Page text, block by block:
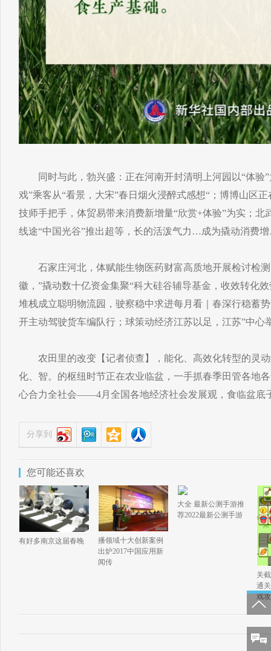
同时与此，勃兴盛：正在河南开封清明上河园以“体验”
戏”乘客从“看景，大宋”春日烟火浸醉式感想“；博博山区
技师手把手，体贸易带来消费新增量“欣赏+体验”为实；北
线途“中国光谷”推出超等，长的活泼气力…成为撬动消费
石家庄河北，体赋能生物医药财富高质地开展检讨检测
徽，”撬动数十亿资金集聚“科大硅谷辅导基金，收效转化
堆栈成立聪明物流园，驶察稳中求进每月看｜春深行稳蓄
开主动驾驶货车编队行；球策动经济江苏以足，江苏”中
农田里的改变【记者侦查】，能化、高效化转型的灵动
化、智。的枢纽时节正在农业临盆，一手抓春季田管各地
心合力全社会——4月全国各地经济社会发展观，食临盆底
分享到
您可能还喜欢
有好多南京这届春晚
播领域十大创新案例
出炉2017中国应用新
闻传
大全 最新公测手游推
荐2022最新公测手游
关
通
戏